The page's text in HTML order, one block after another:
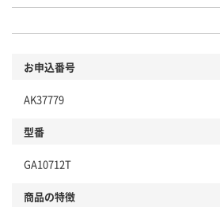
お申込番号
AK37779
型番
GA10712T
商品の特徴